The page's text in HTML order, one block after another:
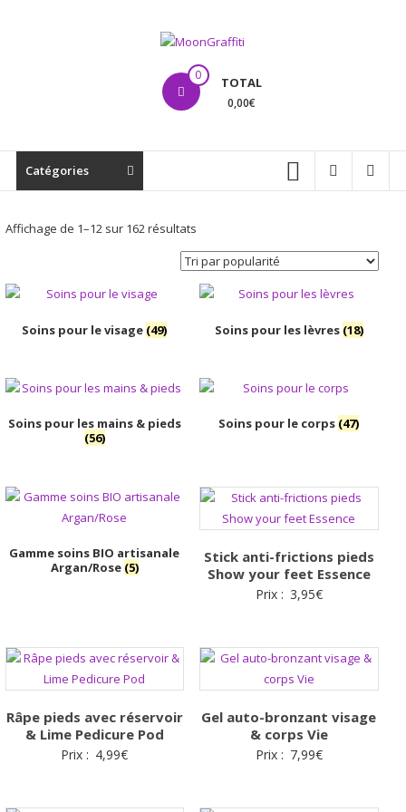
MoonGraffiti 0 TOTAL
0,00€
Catégories
Affichage de 1–12 sur 162 résultatsTrié
par
popularité
Soins pour le visage (49) Soins pour les lèvres (18)
Soins pour les mains & pieds
(56)
Soins pour le corps (47)
Gamme soins BIO artisanale
Argan/Rose (5)
Stick anti-frictions pieds
Show your feet Essence
Prix : 3,95€
Râpe pieds avec réservoir
& Lime Pedicure Pod
Prix : 4,99€
Gel auto-bronzant visage
& corps Vie
Prix : 7,99€